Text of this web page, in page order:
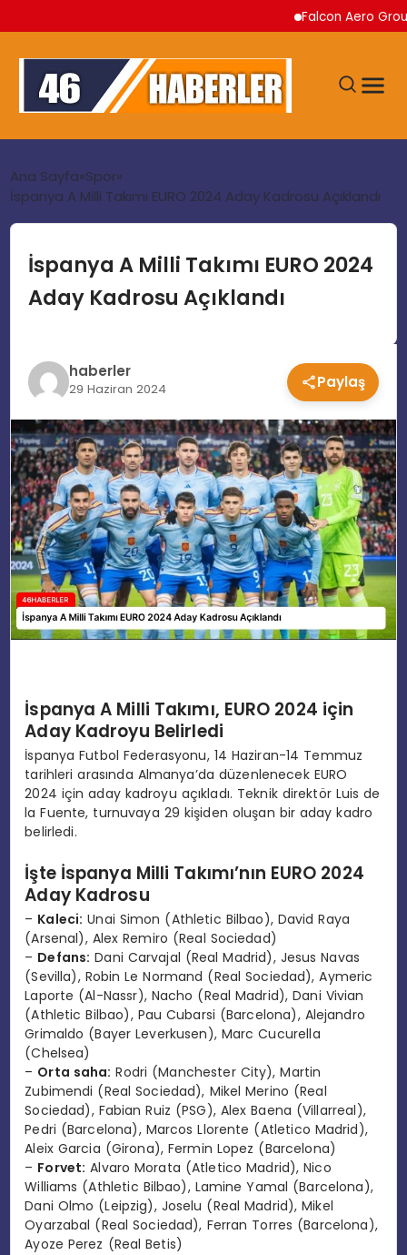
Falcon Aero Group,
GÜNDEM
EKONOMI
TEKNOLOJI
EĞITIM
MAGAZIN
SPOR
YAŞAM
Ana Sayfa Spor
İspanya A Milli Takımı EURO 2024 Aday Kadrosu Açıklandı
İspanya A Milli Takımı EURO 2024
Aday Kadrosu Açıklandı
haberler
29 Haziran 2024 Paylaş
İspanya A Milli Takımı, EURO 2024 için
Aday Kadroyu Belirledi
İspanya Futbol Federasyonu, 14 Haziran-14 Temmuz
tarihleri arasında Almanya’da düzenlenecek EURO
2024 için aday kadroyu açıkladı. Teknik direktör Luis de
la Fuente, turnuvaya 29 kişiden oluşan bir aday kadro
belirledi.
İşte İspanya Milli Takımı’nın EURO 2024
Aday Kadrosu
– Kaleci: Unai Simon (Athletic Bilbao), David Raya
(Arsenal), Alex Remiro (Real Sociedad)
– Defans: Dani Carvajal (Real Madrid), Jesus Navas
(Sevilla), Robin Le Normand (Real Sociedad), Aymeric
Laporte (Al-Nassr), Nacho (Real Madrid), Dani Vivian
(Athletic Bilbao), Pau Cubarsi (Barcelona), Alejandro
Grimaldo (Bayer Leverkusen), Marc Cucurella
(Chelsea)
– Orta saha: Rodri (Manchester City), Martin
Zubimendi (Real Sociedad), Mikel Merino (Real
Sociedad), Fabian Ruiz (PSG), Alex Baena (Villarreal),
Pedri (Barcelona), Marcos Llorente (Atletico Madrid),
Aleix Garcia (Girona), Fermin Lopez (Barcelona)
– Forvet: Alvaro Morata (Atletico Madrid), Nico
Williams (Athletic Bilbao), Lamine Yamal (Barcelona),
Dani Olmo (Leipzig), Joselu (Real Madrid), Mikel
Oyarzabal (Real Sociedad), Ferran Torres (Barcelona),
Ayoze Perez (Real Betis)